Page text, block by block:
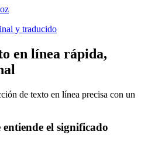
y traducido
en línea rápida,
de texto en línea precisa con un
el significado